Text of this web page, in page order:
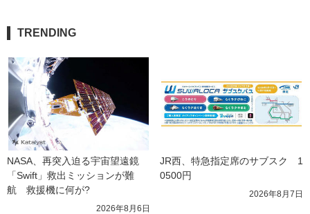
TRENDING
NASA、再突入迫る宇宙望遠鏡
「Swift」救出ミッションが難
航　救援機に何が?
2026年8月6日
JR西、特急指定席のサブスク　1
0500円
2026年8月7日